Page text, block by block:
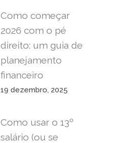
Como começar
2026 com o pé
direito: um guia de
planejamento
financeiro
19 dezembro, 2025
Como usar o 13º
salário (ou se